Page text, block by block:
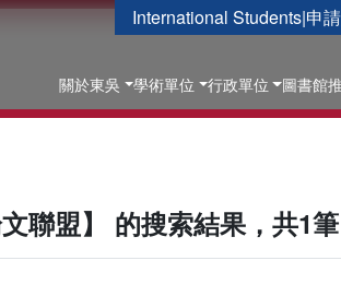
International Students|申
關於東吳 學術單位 行政單位 圖書館
聯盟】 的搜索結果，共1筆